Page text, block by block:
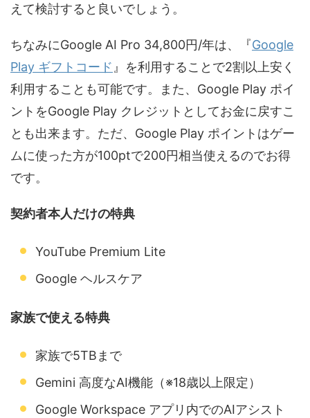
えて検討すると良いでしょう。
ちなみにGoogle AI Pro 34,800円/年は、『Google
Play ギフトコード 』を利用することで2割以上安く
利用することも可能です。また、Google Play ポイ
ントをGoogle Play クレジットとしてお金に戻すこ
とも出来ます。ただ、Google Play ポイントはゲー
ムに使った方が100ptで200円相当使えるのでお得
です。
契約者本人だけの特典
YouTube Premium Lite
Google ヘルスケア
家族で使える特典
家族で5TBまで
Gemini 高度なAI機能（※18歳以上限定）
Google Workspace アプリ内でのAIアシスト